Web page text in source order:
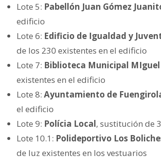
Lote 5: Pabellón Juan Gómez
edificio
Lote 6: Edificio de Igualdad y
de los 230 existentes en el edificio
Lote 7: Biblioteca Municipal
existentes en el edificio
Lote 8: Ayuntamiento de
el edificio
Lote 9: Polícia Local, sustitución de
Lote 10.1: Polideportivo Los
de luz existentes en los vestuarios